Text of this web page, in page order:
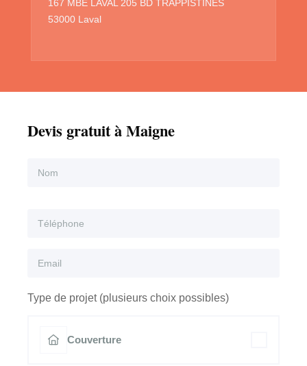
167 MBE LAVAL 205 BD TRAPPISTINES
53000 Laval
Devis gratuit à Maigne
Type de projet (plusieurs choix possibles)
Couverture